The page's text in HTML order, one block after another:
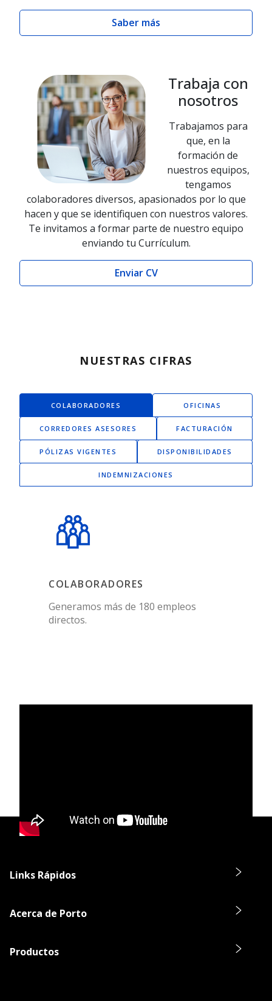
Saber más
Trabaja con
nosotros
Trabajamos para
que, en la
formación de
nuestros equipos,
tengamos
colaboradores diversos, apasionados por lo que
hacen y que se identifiquen con nuestros valores.
Te invitamos a formar parte de nuestro equipo
enviando tu Currículum.
Enviar CV
NUESTRAS CIFRAS
COLABORADORES OFICINAS
CORREDORES ASESORES FACTURACIÓN
PÓLIZAS VIGENTES DISPONIBILIDADES
INDEMNIZACIONES
COLABORADORES
Generamos más de 180 empleos
directos.
Links Rápidos
Acerca de Porto
Productos